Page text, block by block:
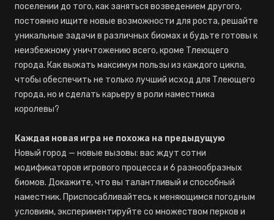
поселении до того, как заняться возведением другого,
постоянно ищите новые возможности для роста, решайте
уникальные задачи в различных биомах и будьте готовы к
неизбежному уничтожению всего, кроме Тлеющего
города. Как выжать максимум пользы из каждого цикла,
чтобы обеспечить не только лучший исход для Тлеющего
города, но и сделать карьеру в роли наместника
королевы?
Каждая новая игра не похожа на предыдущую
Новый город — новые вызовы: вас ждут сотни
модификаторов игрового процесса и 6 разнообразных
биомов. Докажите, что вы талантливый и способный
наместник. Приспосабливайтесь к меняющимся погодным
условиям, экспериментируйте со множеством перков и